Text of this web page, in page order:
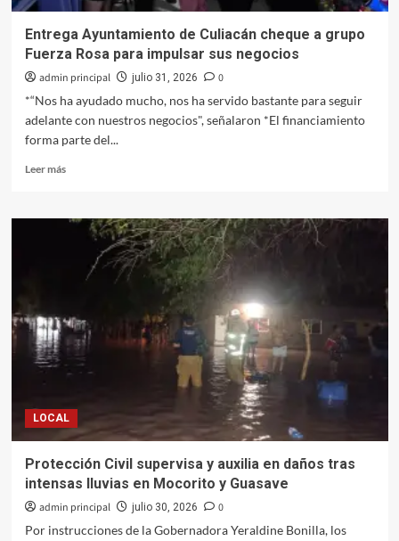
Entrega Ayuntamiento de Culiacán cheque a grupo
Fuerza Rosa para impulsar sus negocios
admin principal julio 31, 2026
0
*“Nos ha ayudado mucho, nos ha servido bastante para seguir
adelante con nuestros negocios", señalaron *El financiamiento
forma parte del...
Leer másLeer
Entrega
Ayuntamiento
Culiacán
grupo
Fuerza
Rosa
para
negocios
LOCAL
Protección Civil supervisa y auxilia en daños tras
intensas lluvias en Mocorito y Guasave
admin principal julio 30, 2026
0
Por instrucciones de la Gobernadora Yeraldine Bonilla, los